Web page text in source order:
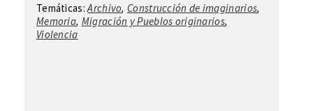
Temáticas: Archivo,Construcción de imaginarios,
Memoria, Migración y Pueblos originarios,
Violencia